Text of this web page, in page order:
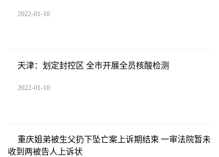
2022-01-10
天津：划定封控区 全市开展全员核酸检测
2022-01-10
重庆姐弟被生父扔下坠亡案上诉期结束 一审法院暂未
收到两被告人上诉状